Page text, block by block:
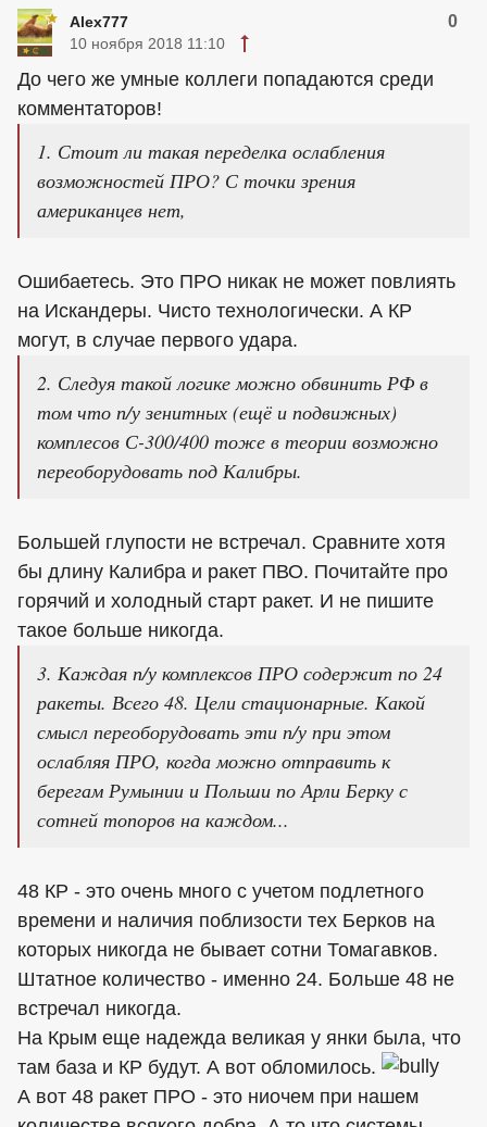
Alex777 0
10 ноября 2018 11:10
До чего же умные коллеги попадаются среди
комментаторов!
1. Стоит ли такая переделка ослабления
возможностей ПРО? С точки зрения
американцев нет,
Ошибаетесь. Это ПРО никак не может повлиять
на Искандеры. Чисто технологически. А КР
могут, в случае первого удара.
2. Следуя такой логике можно обвинить РФ в
том что п/у зенитных (ещё и подвижных)
комплесов С-300/400 тоже в теории возможно
переоборудовать под Калибры.
Большей глупости не встречал. Сравните хотя
бы длину Калибра и ракет ПВО. Почитайте про
горячий и холодный старт ракет. И не пишите
такое больше никогда.
3. Каждая п/у комплексов ПРО содержит по 24
ракеты. Всего 48. Цели стационарные. Какой
смысл переоборудовать эти п/у при этом
ослабляя ПРО, когда можно отправить к
берегам Румынии и Польши по Арли Берку с
сотней топоров на каждом...
48 КР - это очень много с учетом подлетного
времени и наличия поблизости тех Берков на
которых никогда не бывает сотни Томагавков.
Штатное количество - именно 24. Больше 48 не
встречал никогда.
На Крым еще надежда великая у янки была, что
там база и КР будут. А вот обломилось.
А вот 48 ракет ПРО - это ниочем при нашем